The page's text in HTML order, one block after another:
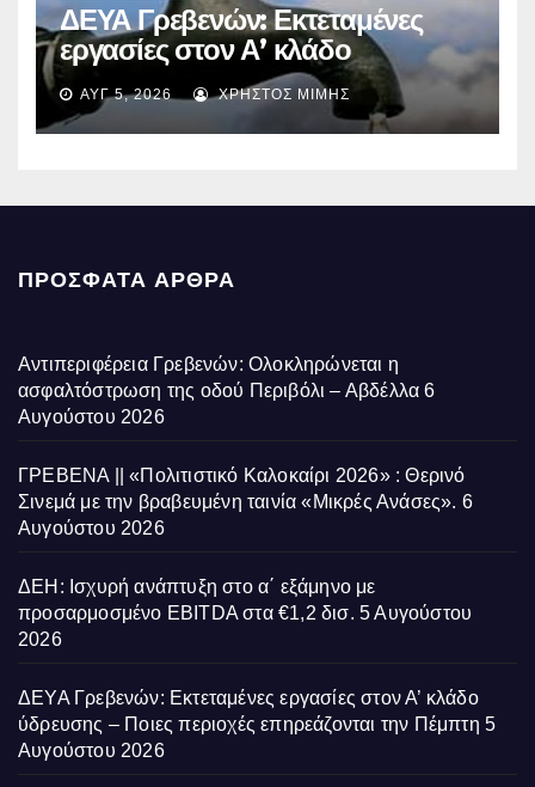
ΔΕΥΑ Γρεβενών: Εκτεταμένες
εργασίες στον Α’ κλάδο
ύδρευσης – Ποιες περιοχές
επηρεάζονται την Πέμπτη
ΑΥΓ 5, 2026 ΧΡΉΣΤΟΣ ΜΊΜΗΣ
ΠΡΌΣΦΑΤΑ ΆΡΘΡΑ
Αντιπεριφέρεια Γρεβενών: Ολοκληρώνεται η
ασφαλτόστρωση της οδού Περιβόλι – Αβδέλλα 6
Αυγούστου 2026
ΓΡΕΒΕΝΑ || «Πολιτιστικό Καλοκαίρι 2026» : Θερινό
Σινεμά με την βραβευμένη ταινία «Μικρές Ανάσες». 6
Αυγούστου 2026
ΔΕΗ: Ισχυρή ανάπτυξη στο α΄ εξάμηνο με
προσαρμοσμένο EBITDA στα €1,2 δισ. 5 Αυγούστου
2026
ΔΕΥΑ Γρεβενών: Εκτεταμένες εργασίες στον Α’ κλάδο
ύδρευσης – Ποιες περιοχές επηρεάζονται την Πέμπτη 5
Αυγούστου 2026